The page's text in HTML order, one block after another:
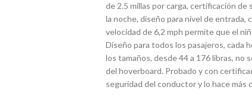
de 2.5 millas por carga, certificación de
la noche, diseño para nivel de entrada,
velocidad de 6,2 mph permite que el
Diseño para todos los pasajeros, cada
los tamaños, desde 44 a 176 libras, no
del hoverboard. Probado y con
seguridad del conductor y lo hace más